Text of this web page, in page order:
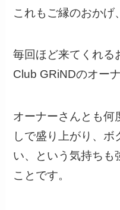
これもご縁のおかげ
毎回ほど来てくれる
Club GRiNDのオー
オーナーさんとも何
しで盛り上がり、ボ
い、という気持ちも
ことです。